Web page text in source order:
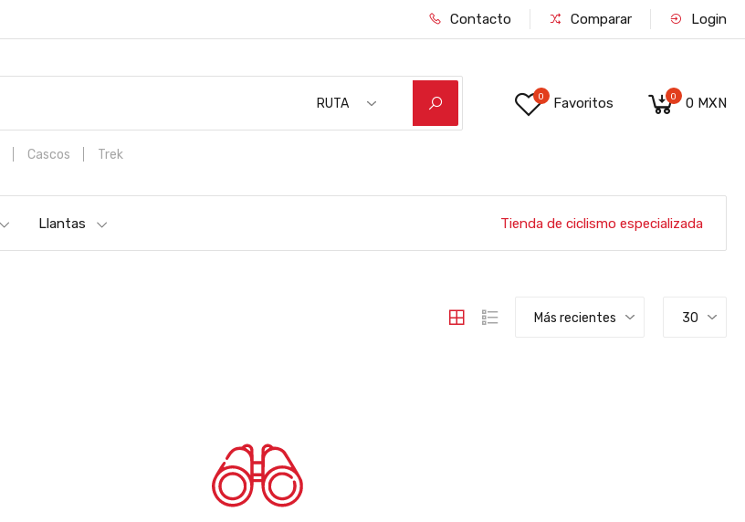
Contacto Comparar Login
RUTA
Cascos
Trek
0 Favoritos 0 0 MXN
Llantas Tienda de ciclismo especializada
Más recientes 30